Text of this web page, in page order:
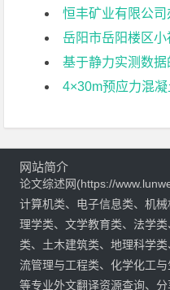
恒丰矿业有限公
岳阳市岳阳楼区小
基于静力实测数
4×30m预应力混凝土先简
网站简介
论文综述网(https://
计算机类、电子信息类、机
理学类、文学教育类、法学
类、土木建筑类、地理科学
流管理与工程类、化学化工
等专业外文翻译资源查询、分